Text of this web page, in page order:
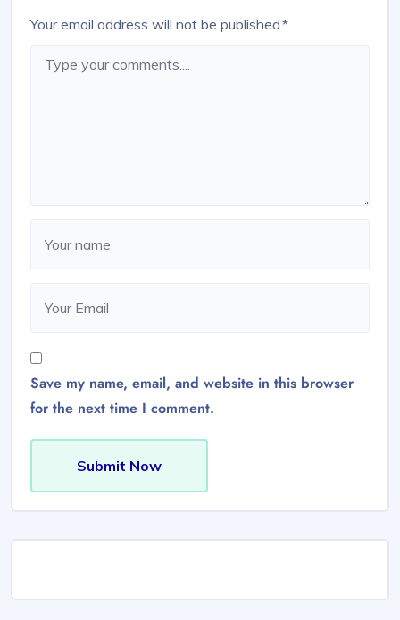
Your email address will not be published.*
Save my name, email, and website in this browser
for the next time I comment.
Submit Now